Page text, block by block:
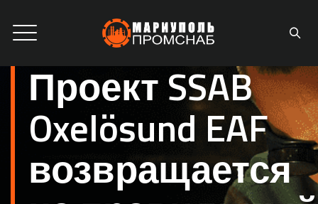
Проект SSAB
Oxelösund EAF
возвращается